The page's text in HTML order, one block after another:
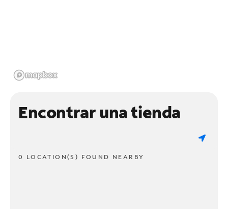
Encontrar una tienda
0 LOCATION(S) FOUND NEARBY